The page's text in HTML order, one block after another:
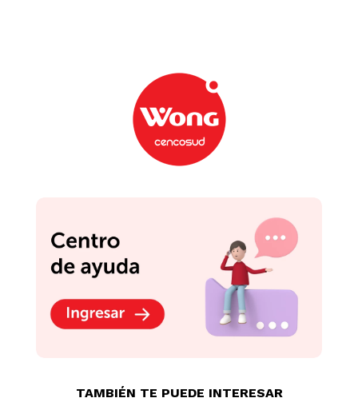
TAMBIÉN TE PUEDE INTERESAR